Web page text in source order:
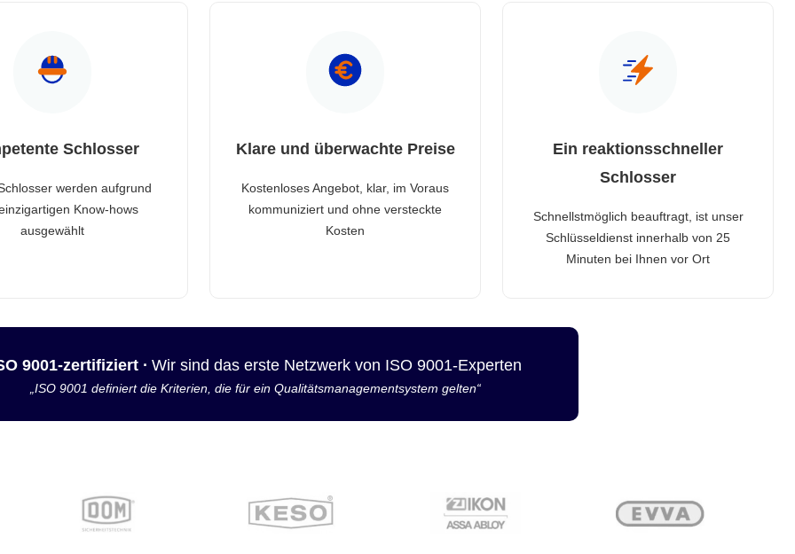
Schlosser
werden aufgrund
Know-hows
ausgewählt
Klare und überwachte Preise
Kostenloses Angebot, klar, im Voraus
kommuniziert und ohne versteckte
Kosten
Ein reaktionsschneller
Schlosser
Schnellstmöglich beauftragt, ist unser
Schlüsseldienst innerhalb von 25
Minuten bei Ihnen vor Ort
9001-zertifiziert · Wir sind das erste Netzwerk von ISO 9001-Experten
„ISO 9001 definiert die Kriterien, die für ein Qualitätsmanagementsystem gelten“